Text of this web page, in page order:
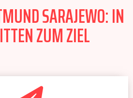
SARAJEWO: IN
ZUM ZIEL